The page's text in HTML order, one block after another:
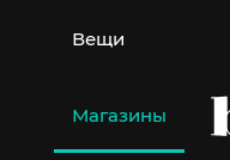
содержимому
Вещи
Магазины